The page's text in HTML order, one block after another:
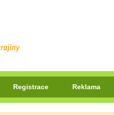
Registrace Reklama